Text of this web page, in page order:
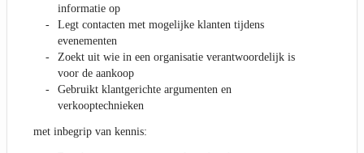
informatie op
Legt contacten met mogelijke klanten tijdens
evenementen
Zoekt uit wie in een organisatie verantwoordelijk is
voor de aankoop
Gebruikt klantgerichte argumenten en
verkooptechnieken
met inbegrip van kennis: